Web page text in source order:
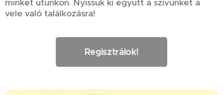
minket utunkon. Nyissuk ki együtt a szívünket a
vele való találkozásra!
Regisztrálok!